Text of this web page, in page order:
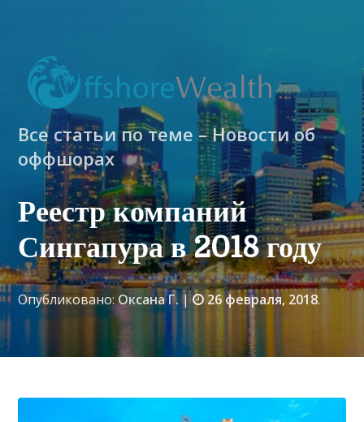
Все статьи по теме – Новости об
оффшорах
Реестр компаний
Сингапура в 2018 году
Опубликовано:Оксана Г.| 26 февраля, 2018.